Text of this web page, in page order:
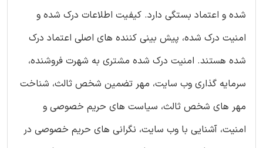
شده و اعتماد بستگی دارد. کیفیت اطلاعات درک شده و
امنیت درک شده، پیش بینی کننده های اصلی اعتماد درک
شده هستند. امنیت درک شده مشتری به شهرت فروشنده،
سرمایه گذاری وب سایت، مهر تضمین شخص ثالث، شناخت
مهر های شخص ثالث، سیاست های حریم خصوصی و
امنیت، آشنایی با وب سایت، نگرانی های حریم خصوصی در